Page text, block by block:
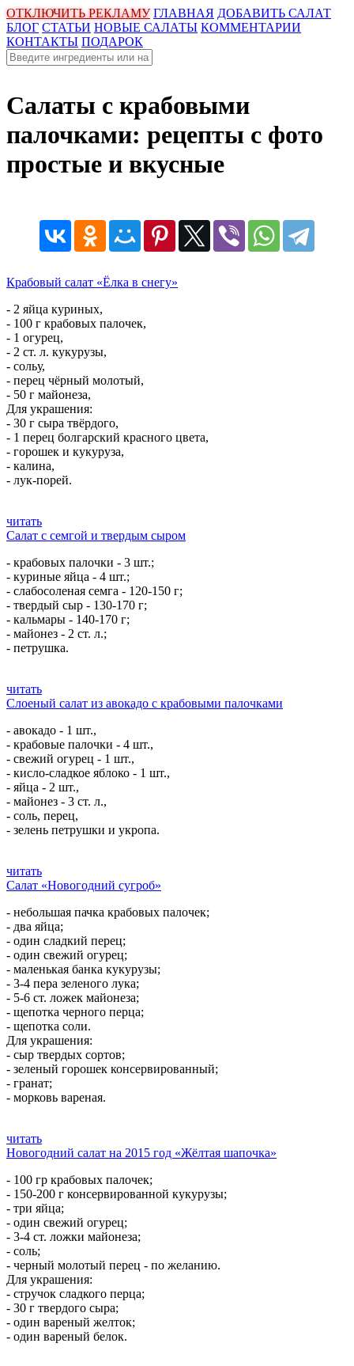
ОТКЛЮЧИТЬ РЕКЛАМУ ГЛАВНАЯ ДОБАВИТЬ САЛАТ
БЛОГ СТАТЬИ НОВЫЕ САЛАТЫ КОММЕНТАРИИ
КОНТАКТЫ ПОДАРОК
Салаты с крабовыми
палочками: рецепты с фото
простые и вкусные
Крабовый салат «Ёлка в снегу»
- 2 яйца куриных,
- 100 г крабовых палочек,
- 1 огурец,
- 2 ст. л. кукурузы,
- сольу,
- перец чёрный молотый,
- 50 г майонеза,
Для украшения:
- 30 г сыра твёрдого,
- 1 перец болгарский красного цвета,
- горошек и кукуруза,
- калина,
- лук-порей.
читать
Салат с семгой и твердым сыром
- крабовых палочки - 3 шт.;
- куриные яйца - 4 шт.;
- слабосоленая семга - 120-150 г;
- твердый сыр - 130-170 г;
- кальмары - 140-170 г;
- майонез - 2 ст. л.;
- петрушка.
читать
Слоеный салат из авокадо с крабовыми палочками
- авокадо - 1 шт.,
- крабовые палочки - 4 шт.,
- свежий огурец - 1 шт.,
- кисло-сладкое яблоко - 1 шт.,
- яйца - 2 шт.,
- майонез - 3 ст. л.,
- соль, перец,
- зелень петрушки и укропа.
читать
Салат «Новогодний сугроб»
- небольшая пачка крабовых палочек;
- два яйца;
- один сладкий перец;
- один свежий огурец;
- маленькая банка кукурузы;
- 3-4 пера зеленого лука;
- 5-6 ст. ложек майонеза;
- щепотка черного перца;
- щепотка соли.
Для украшения:
- сыр твердых сортов;
- зеленый горошек консервированный;
- гранат;
- морковь вареная.
читать
Новогодний салат на 2015 год «Жёлтая шапочка»
- 100 гр крабовых палочек;
- 150-200 г консервированной кукурузы;
- три яйца;
- один свежий огурец;
- 3-4 ст. ложки майонеза;
- соль;
- черный молотый перец - по желанию.
Для украшения:
- стручок сладкого перца;
- 30 г твердого сыра;
- один вареный желток;
- один вареный белок.